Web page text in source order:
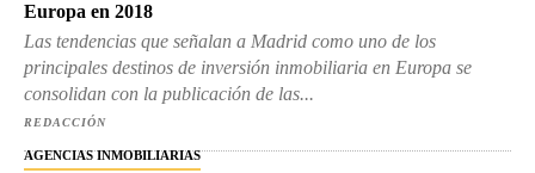
Europa en 2018
Las tendencias que señalan a Madrid como uno de los
principales destinos de inversión inmobiliaria en Europa se
consolidan con la publicación de las...
REDACCIÓN
AGENCIAS INMOBILIARIAS